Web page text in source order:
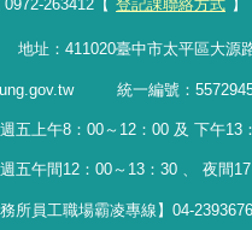
263412【 登記課聯絡方式 】
址：411020臺中市太平區大源
統一編號：
五上午8：00～12：00 及 下午13
五午間12：00～ 13：30 、 夜間
所員工職場霸凌專線】04-